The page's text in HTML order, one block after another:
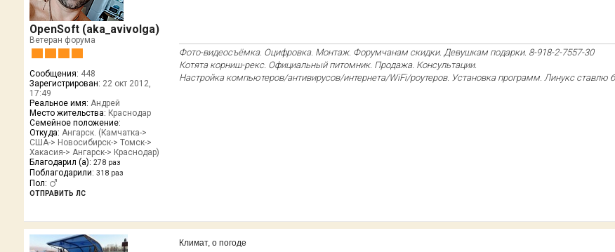
OpenSoft (aka_avivolga)
Ветеран форума
Сообщения: 448
Зарегистрирован: 22 окт 2012,
17:49
Реальное имя: Андрей
Место жительства: Краснодар
Семейное положение:
Откуда: Ангарск. (Камчатка->
США-> Новосибирск-> Томск->
Хакасия-> Ангарск-> Краснодар)
Благодарил (а): 278 раз
Поблагодарили: 318 раз
Пол:
ОТПРАВИТЬ ЛС
Фото-видеосъёмка. Оцифровка. Монтаж. Форумчанам скидки. Девушкам подарки. 8-918-2-7557-30
Котята корниш-рекс. Официальный питомник. Продажа. Консультации.
Настройка компьютеров/антивирусов/интернета/WiFi/роутеров. Установка программ. Линукс ставлю
Климат, о погоде